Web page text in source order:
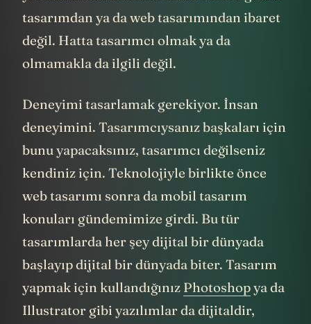
tasarımdan ya da web tasarımından ibaret
değil. Hatta tasarımcı olmak ya da
olmamakla da ilgili değil.
Deneyimi tasarlamak gerekiyor. İnsan
deneyimini. Tasarımcıysanız başkaları için
bunu yapacaksınız, tasarımcı değilseniz
kendiniz için. Teknolojiyle birlikte önce
web tasarımı sonra da mobil tasarım
konuları gündemimize girdi. Bu tür
tasarımlarda her şey dijital bir dünyada
başlayıp dijital bir dünyada biter. Tasarım
yapmak için kullandığınız Photoshopya da
Illustrator gibi yazılımlar da dijitaldir,